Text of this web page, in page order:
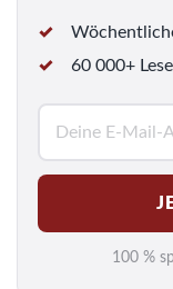
60 000+
100 %